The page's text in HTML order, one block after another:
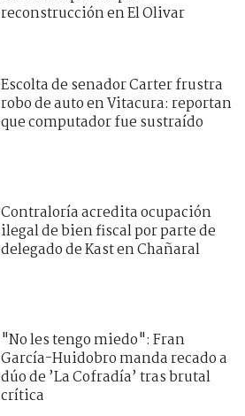
reconstrucción en El Olivar
Escolta de senador Carter frustra
robo de auto en Vitacura: reportan
que computador fue sustraído
Contraloría acredita ocupación
ilegal de bien fiscal por parte de
delegado de Kast en Chañaral
"No les tengo miedo": Fran
García-Huidobro manda recado a
dúo de ’La Cofradía’ tras brutal
crítica